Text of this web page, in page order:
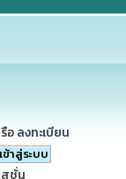
อ ลงทะเบียน
สชั่น